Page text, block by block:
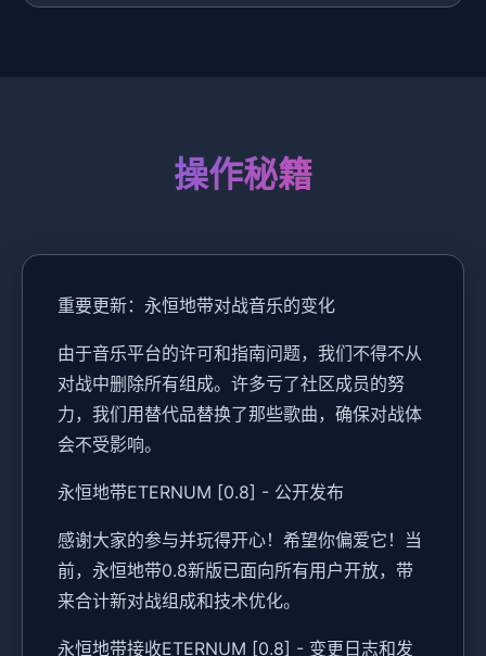
操作秘籍
重要更新：永恒地带对战音乐的变化
由于音乐平台的许可和指南问题，我们不得不从
对战中删除所有组成。许多亏了社区成员的努
力，我们用替代品替换了那些歌曲，确保对战体
会不受影响。
永恒地带ETERNUM [0.8] - 公开发布
感谢大家的参与并玩得开心！希望你偏爱它！当
前，永恒地带0.8新版已面向所有用户开放，带
来合计新对战组成和技术优化。
永恒地带接收ETERNUM [0.8] - 变更日志和发